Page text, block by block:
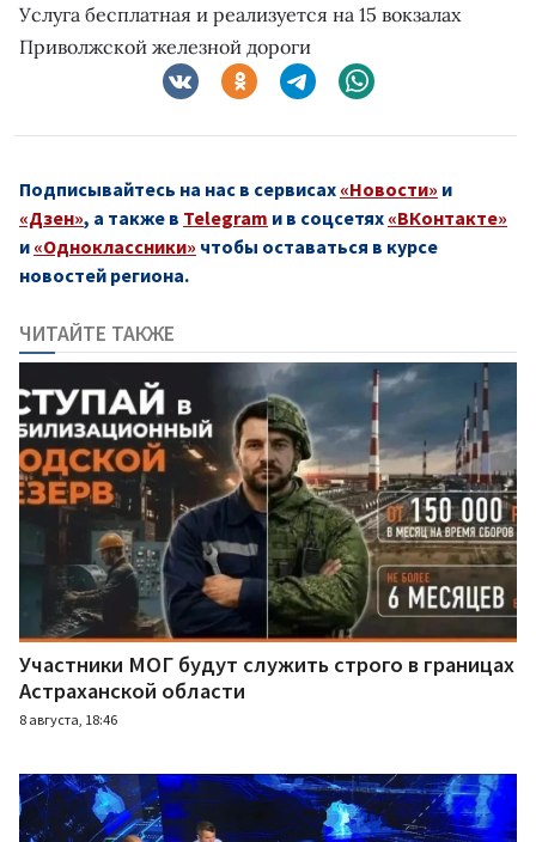
Услуга бесплатная и реализуется на 15 вокзалах
Приволжской железной дороги
Подписывайтесь на нас в сервисах «Новости» и
«Дзен», а также в Telegram и в соцсетях «ВКонтакте»
и «Одноклассники» чтобы оставаться в курсе
новостей региона.
ЧИТАЙТЕ ТАКЖЕ
Участники МОГ будут служить строго в границах
Астраханской области
8 августа, 18:46